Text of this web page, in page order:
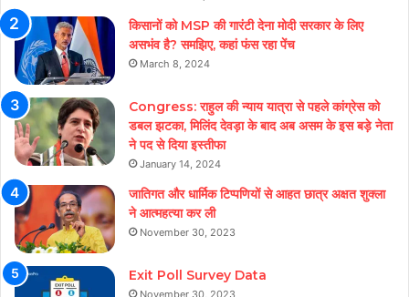
किसानों को MSP की गारंटी देना मोदी सरकार के लिए
असभंव है? समझिए, कहां फंस रहा पेंच
March 8, 2024
Congress: राहुल की न्याय यात्रा से पहले कांग्रेस को
डबल झटका, मिलिंद देवड़ा के बाद अब असम के इस बड़े नेता
ने पद से दिया इस्तीफा
January 14, 2024
जातिगत और धार्मिक टिप्पणियों से आहत छात्र अक्षत शुक्ला
ने आत्महत्या कर ली
November 30, 2023
Exit Poll Survey Data